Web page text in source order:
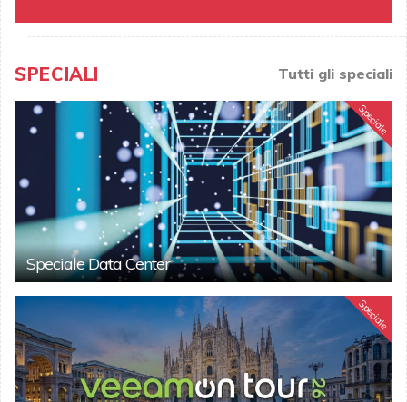
SPECIALI Tutti gli speciali
Speciale
Speciale Data Center
Speciale